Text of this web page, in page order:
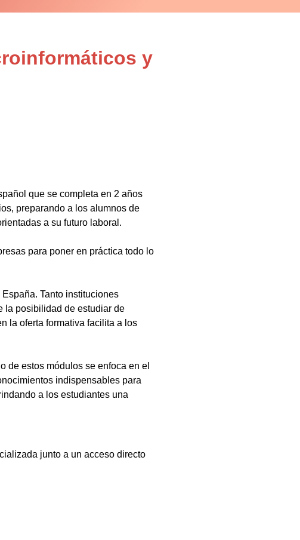
y
que se completa en 2 años
preparando a los alumnos de
a su futuro laboral.
para poner en práctica todo lo
Tanto instituciones
la posibilidad de estudiar de
la oferta formativa facilita a los
de estos módulos se enfoca en el
indispensables para
a los estudiantes una
junto a un acceso directo